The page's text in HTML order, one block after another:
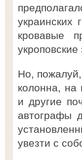
украинских
кровавые
укроповские
Но,
колонна, на
и другие
автографы
увезти с